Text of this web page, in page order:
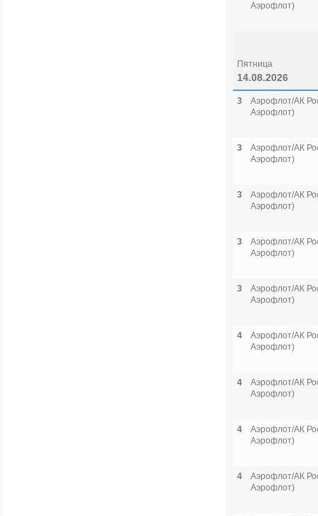
Аэрофлот)
Пятница
14.08.2026
3
Аэрофлот/АК
Аэрофлот)
3
Аэрофлот/АК
Аэрофлот)
3
Аэрофлот/АК
Аэрофлот)
3
Аэрофлот/АК
Аэрофлот)
3
Аэрофлот/АК
Аэрофлот)
4
Аэрофлот/АК
Аэрофлот)
4
Аэрофлот/АК
Аэрофлот)
4
Аэрофлот/АК
Аэрофлот)
4
Аэрофлот/АК
Аэрофлот)